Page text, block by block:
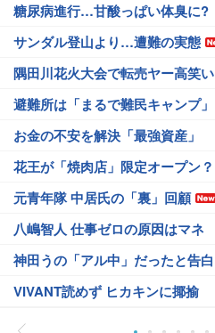
糖尿病進行…甘酸っぱい体臭に?
サンダル登山より…遭難の実態
隅田川花火大会で転売ヤー高笑い
避難所は「まるで難民キャンプ」
お金の不安を解決「最強資産」
花王が「焼肉店」限定オープン？
元青年隊 中居氏の「裏」回顧
八嶋智人 仕事ゼロの原因はマネ
神田うの「アル中」だったと告白
VIVANT読めず ヒカキンに揶揄